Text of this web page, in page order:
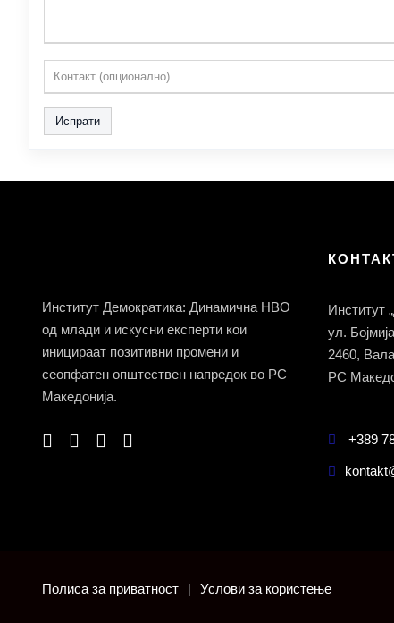
Испрати
Институт Демократика: Динамична НВО
од млади и искусни експерти кои
иницираат позитивни промени и
сеопфатен општествен напредок во РС
Македонија.
Институт
ул.
2460,
РС
+389
Полиса за приватност | Услови за користење